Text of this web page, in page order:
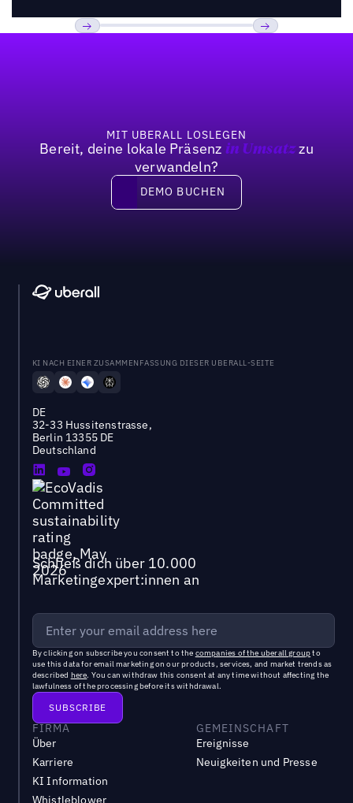
MIT UBERALL LOSLEGEN
Bereit, deine lokale Präsenz in Umsatzzu
verwandeln?
DEMO BUCHEN
DEMO BUCHEN
KI NACH EINER ZUSAMMENFASSUNG DIESER UBERALL-SEITE
DE
32-33 Hussitenstrasse,
Berlin 13355 DE
Deutschland
Schließ dich über 10.000
Marketingexpert:innen an
By clicking on subscribe you consent to the companies of the uberall groupto
use this data for email marketing on our products, services, and market trends as
described here. You can withdraw this consent at any time without affecting the
lawfulness of the processing before its withdrawal.
FIRMA
Über
Karriere
KI Information
Whistleblower
GEMEINSCHAFT
Ereignisse
Neuigkeiten und Presse